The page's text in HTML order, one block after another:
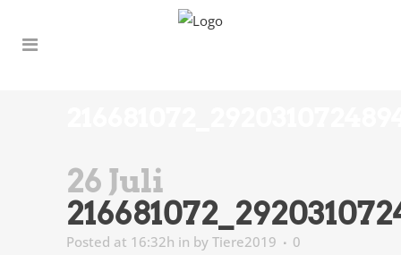
26 Juli
Posted at 16:32h in by Tiere2019
0